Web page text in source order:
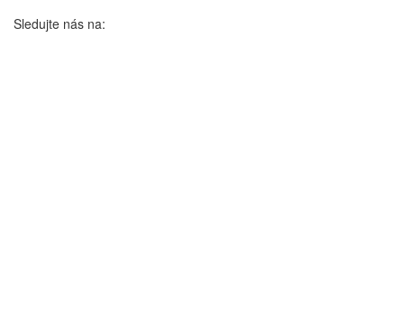
Sledujte nás na: